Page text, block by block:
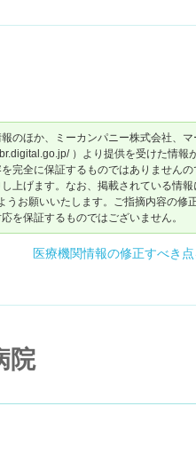
のほか、ミーカンパニー株式会社、マ
）より提供を受けた情報
完全に保証するものではありませんの
上げます。なお、掲載されている情報
うお願いいたします。ご指摘内容の修
を保証するものではございません。
医療機関情報の修正すべき
院